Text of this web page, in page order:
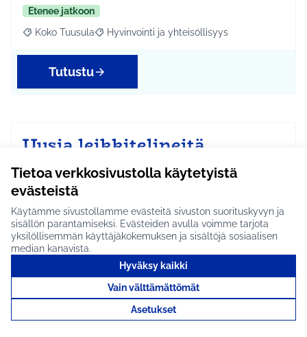
Tietoa verkkosivustolla käytetyistä
evästeistä
Käytämme sivustollamme evästeitä sivuston suorituskyvyn ja
sisällön parantamiseksi. Evästeiden avulla voimme tarjota
yksilöllisemmän käyttäjäkokemuksen ja sisältöjä sosiaalisen
median kanavista.
Hyväksy kaikki
Vain välttämättömät
Asetukset
Etenee jatkoon
Rajaa tulokset aihepiirin mukaan: Koko Tuusula
Koko Tuusula Rajaa tulokset teeman mukaan: Hyvinvointi ja
Hyvinvointi ja yhteisöllisyys
Tutustu
Uusia leikkitelineitä
Vaunukankaan koululle
#1724
Uusia leikkitelineitä hajonneiden tilalle. (Ole
ystävällinen ja äänestä tätä, koska olen 12 vuotta …
Ei etene jatkoon
Rajaa tulokset aihepiirin mukaan: Etelä-Tuusulan kylät
Etelä-Tuusulan kylät Rajaa tulokset teeman mukaan:
Ympäristö
Tutustu